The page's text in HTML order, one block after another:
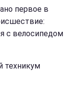
первое в
с велосипедом
техникум